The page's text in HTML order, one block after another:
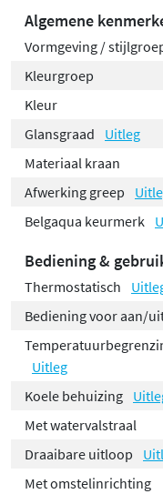
Algemene
Vormgeving /
Kleurgroep
Kleur
Glansgraad
Uitleg
Materiaal kraan
Afwerking greep
Belgaqua keurmerk
Bediening &
Thermostatisch
Bediening voor aan/
Uitleg
Koele behuizing
Met watervalstraal
Draaibare uitloop
Met omstelinrichting